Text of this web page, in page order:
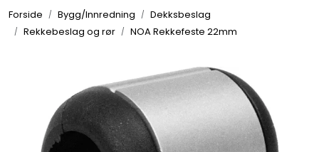
Forside Bygg/Innredning
Dekksbeslag
Rekkebeslag og rør
NOA Rekkefeste 22mm
Elektrisk
Komfort